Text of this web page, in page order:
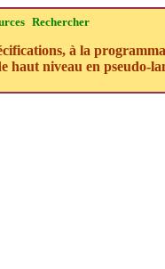
Rechercher
à la
haut niveau en pseudo-